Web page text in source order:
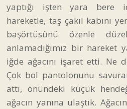
yaptığı işten yara bere
hareketle, taş çakıl kabını
başörtüsünü özenle
anlamadığımız bir hareket
iğde ağacını işaret etti. Ne
Çok bol pantolonunu
attı, önündeki küçük
ağacın yanına ulaştık.